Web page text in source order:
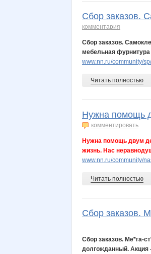
Сбор заказов.
комментария
Сбор заказов.
мебельная
www.nn.ru/community/
Читать полностью
Нужна помощь
комментировать
Нужна помощь двум
жизнь. Нас
www.nn.ru/community/
Читать полностью
Сбор заказов.
Сбор заказов. Ме*га-
долгожданный. Акция